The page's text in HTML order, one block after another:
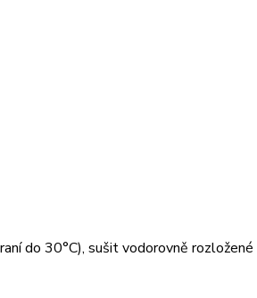
do 30°C), sušit vodorovně rozložené